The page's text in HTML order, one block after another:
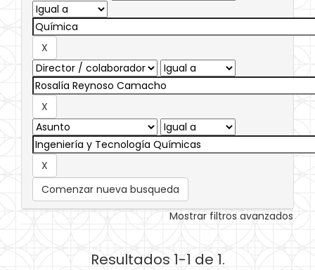
Comenzar nueva busqueda
Mostrar filtros avanzados
Resultados 1-1 de 1.